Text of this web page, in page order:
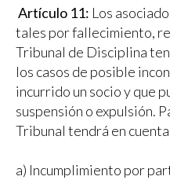
Artículo 11: Los
tales por fallecimiento,
Tribunal de Disciplina
los casos de posible
incurrido un socio y que
suspensión o expulsión.
Tribunal tendrá en
a) Incumplimiento por